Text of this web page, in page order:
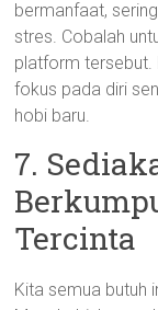
bermanfaat,
stres. Cobalah
platform tersebut.
fokus pada diri
hobi baru.
7.
Tercinta
Kita semua butuh